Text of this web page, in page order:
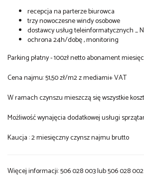
recepcja na parterze biurowca
trzy nowoczesne windy osobowe
dostawcy usług teleinformatycznych _
ochrona 24h/dobę , monitoring
Parking płatny - 100zł netto abonament
Cena najmu: 51,50 zł/m2 z mediami+ VAT
W ramach czynszu mieszczą się wszystkie
Możliwość wynajęcia dodatkowej usługi
Kaucja : 2 miesięczny czynsz najmu brutto
Więcej informacji: 506 028 003 lub 506 028 002